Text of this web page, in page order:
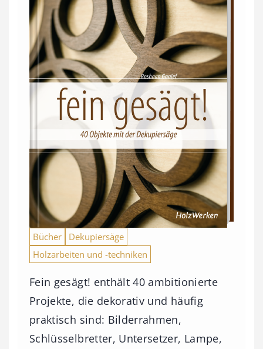
Bücher
Dekupiersäge
Holzarbeiten und -techniken
Fein gesägt! enthält 40 ambitionierte
Projekte, die dekorativ und häufig
praktisch sind: Bilderrahmen,
Schlüsselbretter, Untersetzer, Lampe,